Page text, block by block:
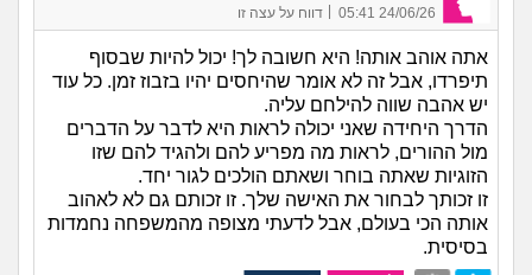
24/06/26 05:41
| דווח על עצה זו
אתה אוהב אותה! היא חשובה לך! יכול להיות שבסוף
תיפרדו, אבל זה לא אומר שהיחסים יהיו בזבוז זמן. כל עוד
יש אהבה שווה להילחם עליה.
הדרך היחידה שאני יכולה לראות היא לדבר על הדברים
מול ההורים, לראות מה מפריע להם ולהגיד להם שזו
הזוגיות שאתה בוחר ושאתם הולכים לגור יחד.
זו זכותך לבחור את האישה שלך. זו זכותם גם לא לאהוב
אותה הכי בעולם, אבל לדעתי מצופה מהמשפחה נחמדות
בסיסית.